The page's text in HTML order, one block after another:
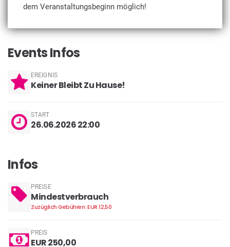
dem Veranstaltungsbeginn möglich!
Events Infos
EREIGNIS
Keiner Bleibt Zu Hause!
START
26.06.2026 22:00
Infos
PREISE
Mindestverbrauch
Zuzüglich Gebühren: EUR 12,50
PREIS
EUR 250,00